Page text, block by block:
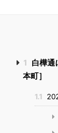
1 白樺通
本町］
1.1